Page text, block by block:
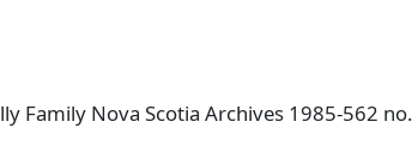
Family Nova Scotia Archives 1985-562